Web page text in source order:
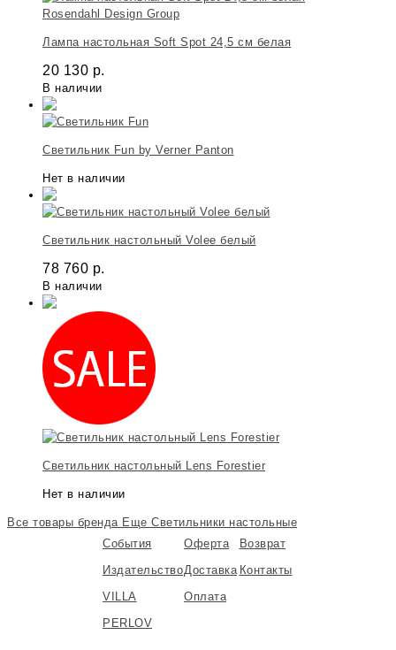
Rosendahl Design Group
Лампа настольная Soft Spot 24,5 см белая
20 130 р.
В наличии
Светильник Fun by Verner Panton
Нет в наличии
Светильник настольный Volee белый
78 760 р.
В наличии
Светильник настольный Lens Forestier
Нет в наличии
Все товары бренда Еще Светильники настольные
События
Издательство
VILLA
PERLOV
Оферта
Доставка
Оплата
Возврат
Контакты